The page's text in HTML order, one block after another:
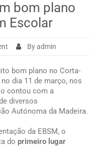
bom plano
Escolar
By admin
bom plano no Corta-
dia 11 de março, nos
contou com a
diversos
Autónoma da Madeira.
da EBSM, o
do primeiro lugar